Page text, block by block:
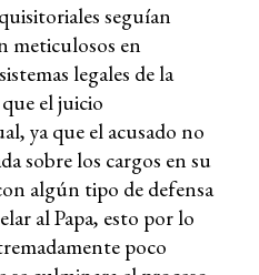
seguían
meticulosos en
legales de la
el juicio
ya que el acusado no
sobre los cargos en su
algún tipo de defensa
al Papa, esto por lo
poco